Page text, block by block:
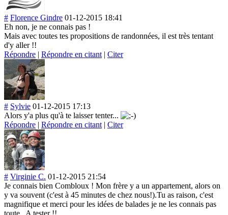
# Florence Gindre 01-12-2015 18:41
Eh non, je ne connais pas !
Mais avec toutes tes propositions de randonnées, il est très tentant
d'y aller !!
Répondre | Répondre en citant | Citer
# Sylvie 01-12-2015 17:13
Alors y'a plus qu'à te laisser tenter...
Répondre | Répondre en citant | Citer
# Virginie C. 01-12-2015 21:54
Je connais bien Combloux ! Mon frère y a un appartement, alors on
y va souvent (c'est à 45 minutes de chez nous!).Tu as raison, c'est
magnifique et merci pour les idées de balades je ne les connais pas
toute . A tester !!